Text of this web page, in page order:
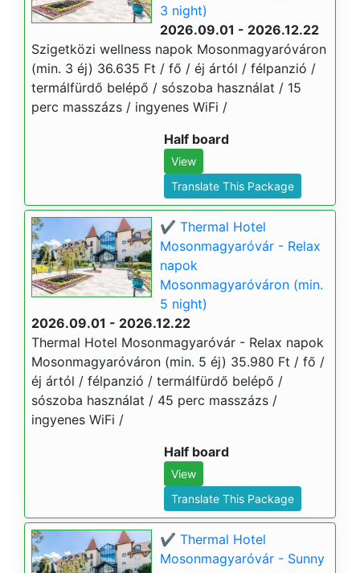
3 night)
2026.09.01 - 2026.12.22
Szigetközi wellness napok Mosonmagyaróváron
(min. 3 éj) 36.635 Ft / fő / éj ártól / félpanzió /
termálfürdő belépő / sószoba használat / 15
perc masszázs / ingyenes WiFi /
Half board
View
Translate This Package
✔️ Thermal Hotel
Mosonmagyaróvár - Relax
napok
Mosonmagyaróváron (min.
5 night)
2026.09.01 - 2026.12.22
Thermal Hotel Mosonmagyaróvár - Relax napok
Mosonmagyaróváron (min. 5 éj) 35.980 Ft / fő /
éj ártól / félpanzió / termálfürdő belépő /
sószoba használat / 45 perc masszázs /
ingyenes WiFi /
Half board
View
Translate This Package
✔️ Thermal Hotel
Mosonmagyaróvár - Sunny